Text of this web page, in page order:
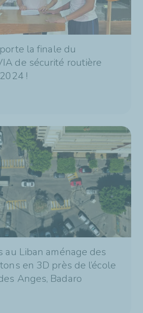
la finale du
de sécurité routière
!
au Liban aménage des
en 3D près de l’école
Anges, Badaro